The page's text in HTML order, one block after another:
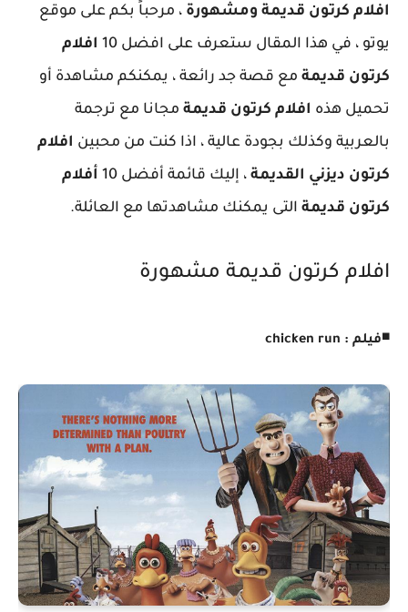
افلام كرتون قديمة ومشهورة ، مرحباً بكم على موقع
يوتو ، في هذا المقال ستعرف على افضل 10
افلام
كرتون قديمة مع قصة جد رائعة ، يمكنكم مشاهدة أو
تحميل هذه افلام كرتون قديمة مجانا مع ترجمة
بالعربية وكذلك بجودة عالية ، اذا كنت من محبين افلام
كرتون ديزني القديمة ، إليك قائمة أفضل 10
أفلام
كرتون قديمة التى يمكنك مشاهدتها مع العائلة.
افلام كرتون قديمة مشهورة
◾فيلم : chicken run